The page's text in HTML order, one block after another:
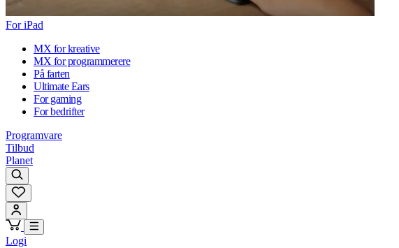
For iPad
MX for kreative
MX for programmerere
På farten
Ultimate Ears
For gaming
For bedrifter
Programvare
Tilbud
Planet
Logi